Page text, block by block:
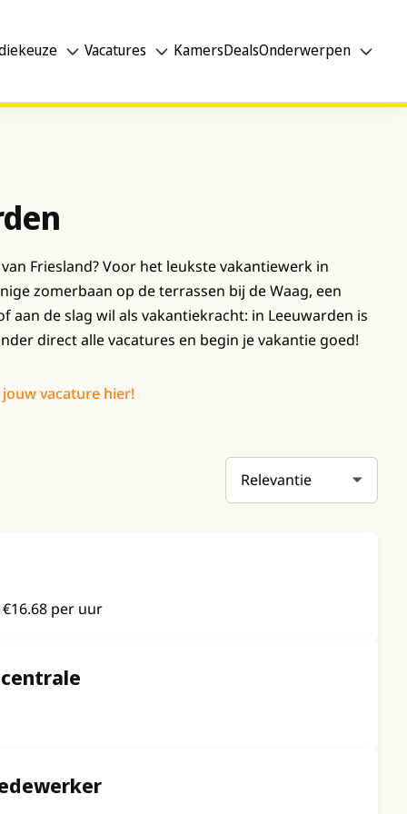
Vacatures KamersDealsOnderwerpen
Friesland? Voor het leukste vakantiewerk in
zomerbaan op de terrassen bij de Waag, een
aan de slag wil als vakantiekracht: in Leeuwarden is
direct alle vacatures en begin je vakantie goed!
jouw vacature hier!
Sortering
€16.68 per uur